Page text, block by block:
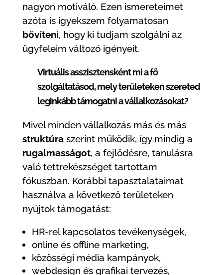
nagyon motiváló. Ezen ismereteimet
azóta is igyekszem folyamatosan
bővíteni, hogy ki tudjam szolgálni az
ügyfeleim változó igényeit.
Virtuális asszisztensként mi a fő
szolgáltatásod, mely területeken szereted
leginkább támogatni a vállalkozásokat?
Mivel minden vállalkozás más és más
struktúraszerint működik, így mindig a
rugalmasságot, a fejlődésre, tanulásra
való tettrekészséget tartottam
fókuszban. Korábbi tapasztalataimat
használva a következő területeken
nyújtok támogatást:
HR-rel kapcsolatos tevékenységek,
online és offline marketing,
közösségi média kampányok,
webdesign és grafikai tervezés,